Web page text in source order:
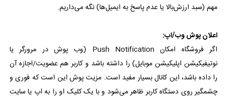
مهم (سبد ارزش‌بالا یا عدم پاسخ به ایمیل‌ها) نگه می‌داریم.
اعلان پوش وب/اپ:
اگر فروشگاه امکان Push Notification (وب‌ پوش در مرورگر یا
نوتیفیکیشن اپلیکیشن موبایل) را داشته باشد و کاربر هم عضویت/اجازه آن
را داده باشد، این کانال بسیار مفید است. مزیت پوش این است که فوری و
چشمگیر روی دستگاه کاربر ظاهر می‌شود و با یک کلیک او را به اپ یا سایت